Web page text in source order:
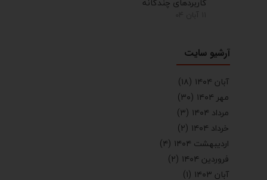
آرشیو سایت
آبان ۱۴۰۴
(۱۸)
مهر ۱۴۰۴
(۳۰)
مرداد ۱۴۰۴
(۳)
خرداد ۱۴۰۴
(۲)
اردیبهشت ۱۴۰۴
(۴)
فروردین ۱۴۰۴
(۲)
آبان ۱۴۰۳
(۱)